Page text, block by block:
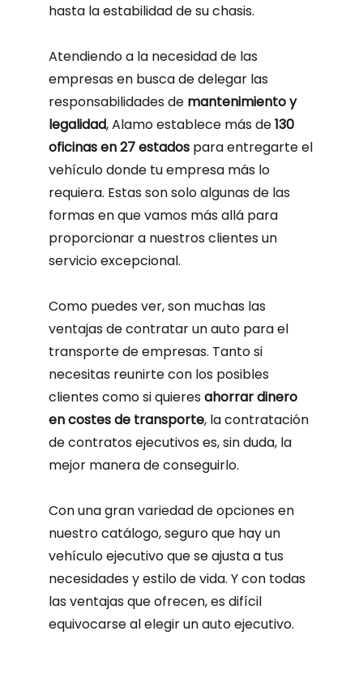
hasta la estabilidad de su chasis.
Atendiendo a la necesidad de las
empresas en busca de delegar las
responsabilidades de mantenimiento y
legalidad, Alamo establece más de130
oficinas en 27 estadospara entregarte el
vehículo donde tu empresa más lo
requiera. Estas son solo algunas de las
formas en que vamos más allá para
proporcionar a nuestros clientes un
servicio excepcional.
Como puedes ver, son muchas las
ventajas de contratar un auto para el
transporte de empresas. Tanto si
necesitas reunirte con los posibles
clientes como si quieresahorrar dinero
en costes de transporte, la contratación
de contratos ejecutivos es, sin duda, la
mejor manera de conseguirlo.
Con una gran variedad de opciones en
nuestro catálogo, seguro que hay un
vehículo ejecutivo que se ajusta a tus
necesidades y estilo de vida. Y con todas
las ventajas que ofrecen, es difícil
equivocarse al elegir un auto ejecutivo.